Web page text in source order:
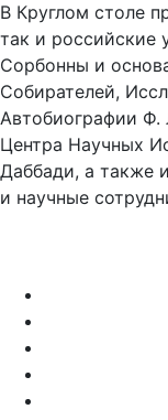
В Круглом столе
так и российские
Сорбонны и
Собирателей,
Автобиографии Ф.
Центра Научных
Даббади, а также
и научные